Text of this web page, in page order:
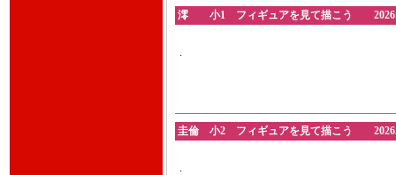
澪 小1 フィギュアを見て描こう
.
圭倫 小2 フィギュアを見て描こう
.